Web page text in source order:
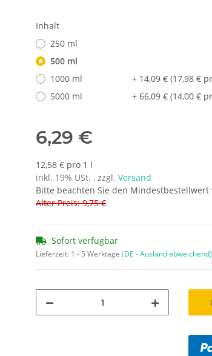
Inhalt
250 ml
500 ml
1000 ml
+ 14,09 € (17,98 €
5000 ml + 66,09 € (14,00 €
6,29 €
12,58 € pro 1 l
inkl. 19% USt. , zzgl. Versand
Bitte beachten Sie den Mindestbestellwert
Alter Preis: 9,75 €
Sofort verfügbar
Lieferzeit: 1 - 5 Werktage (DE - Ausland abweichend)